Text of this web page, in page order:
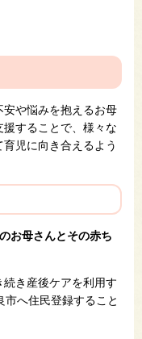
や悩みを抱えるお母
することで、様々な
児に向き合えるよう
お母さんとその赤ち
き産後ケアを利用す
へ住民登録すること